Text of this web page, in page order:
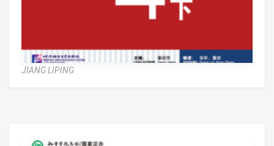
JIANG LIPING